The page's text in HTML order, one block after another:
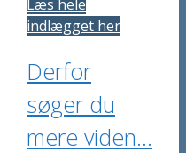
Læs hele
indlægget her
Derfor
søger du
mere viden…